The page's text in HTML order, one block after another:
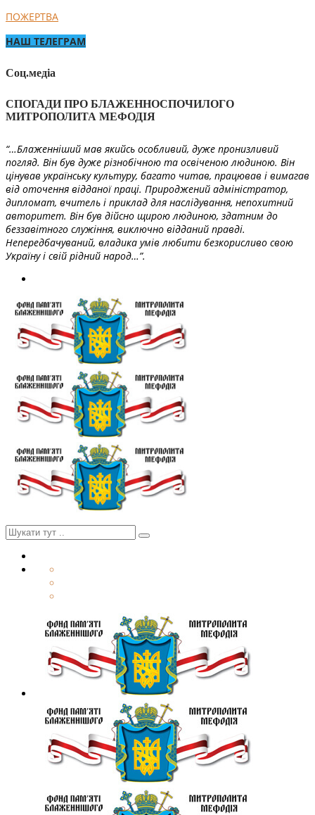
ПОЖЕРТВА
НАШ ТЕЛЕГРАМ
Соц.медіа
СПОГАДИ ПРО БЛАЖЕННОСПОЧИЛОГО
МИТРОПОЛИТА МЕФОДІЯ
“…Блаженніший мав якийсь особливий, дуже пронизливий
погляд. Він був дуже різнобічною та освіченою людиною. Він
цінував українську культуру, багато читав, працював і вимагав
від оточення відданої праці. Природжений адміністратор,
дипломат, вчитель і приклад для наслідування, непохитний
авторитет. Він був дійсно щирою людиною, здатним до
беззавітного служіння, виключно відданий правді.
Непередбачуваний, владика умів любити безкорисливо свою
Україну і свій рідний народ…”.